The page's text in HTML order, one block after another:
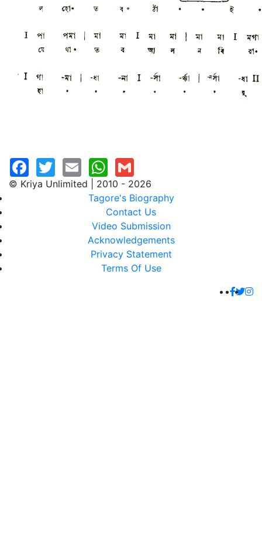
© Kriya Unlimited | 2010 - 2026
Tagore's Biography
Contact Us
Video Submission
Acknowledgements
Privacy Statement
Terms Of Use